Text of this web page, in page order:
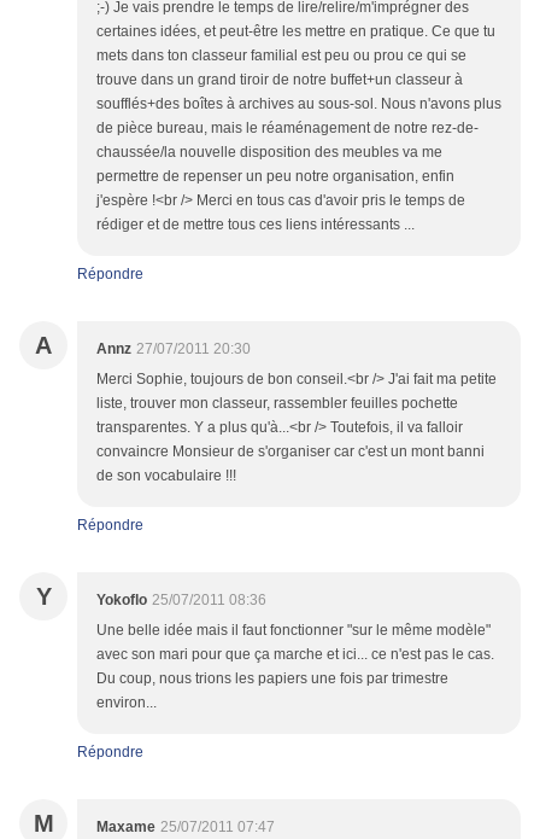
;-) Je vais prendre le temps de lire/relire/m'imprégner des
certaines idées, et peut-être les mettre en pratique. Ce que tu
mets dans ton classeur familial est peu ou prou ce qui se
trouve dans un grand tiroir de notre buffet+un classeur à
soufflés+des boîtes à archives au sous-sol. Nous n'avons plus
de pièce bureau, mais le réaménagement de notre rez-de-
chaussée/la nouvelle disposition des meubles va me
permettre de repenser un peu notre organisation, enfin
j'espère !<br /> Merci en tous cas d'avoir pris le temps de
rédiger et de mettre tous ces liens intéressants ...
Répondre
A Annz 27/07/2011 20:30
Merci Sophie, toujours de bon conseil.<br /> J'ai fait ma petite
liste, trouver mon classeur, rassembler feuilles pochette
transparentes. Y a plus qu'à...<br /> Toutefois, il va falloir
convaincre Monsieur de s'organiser car c'est un mont banni
de son vocabulaire !!!
Répondre
Y Yokoflo 25/07/2011 08:36
Une belle idée mais il faut fonctionner "sur le même modèle"
avec son mari pour que ça marche et ici... ce n'est pas le cas.
Du coup, nous trions les papiers une fois par trimestre
environ...
Répondre
M Maxame 25/07/2011 07:47